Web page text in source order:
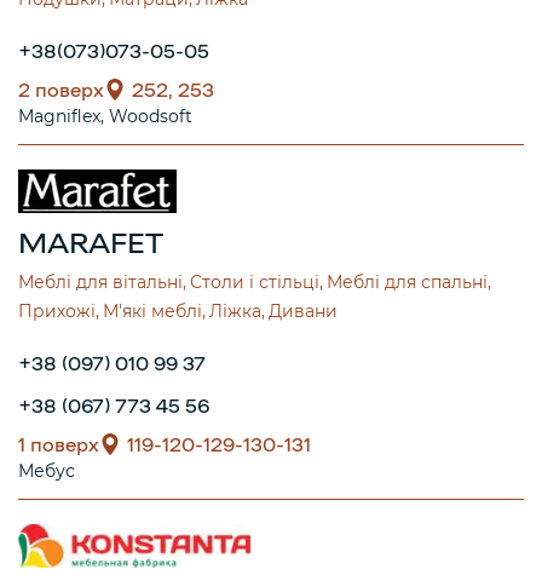
+38(073)073-05-05
2 поверх
252, 253
Magniflex Woodsoft
MARAFET
Меблі для вітальні Столи і стільці Меблі для спальні
Прихожі М'які меблі Ліжка Дивани
+38 (097) 010 99 37
+38 (067) 773 45 56
1 поверх
119-120-129-130-131
Мебус